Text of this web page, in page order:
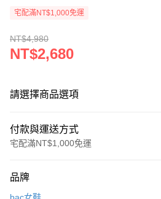
宅配滿NT$1,000免運
NT$4,980
NT$2,680
請選擇商品選項
付款與運送方式
宅配滿NT$1,000免運
信用卡一次付款
品牌